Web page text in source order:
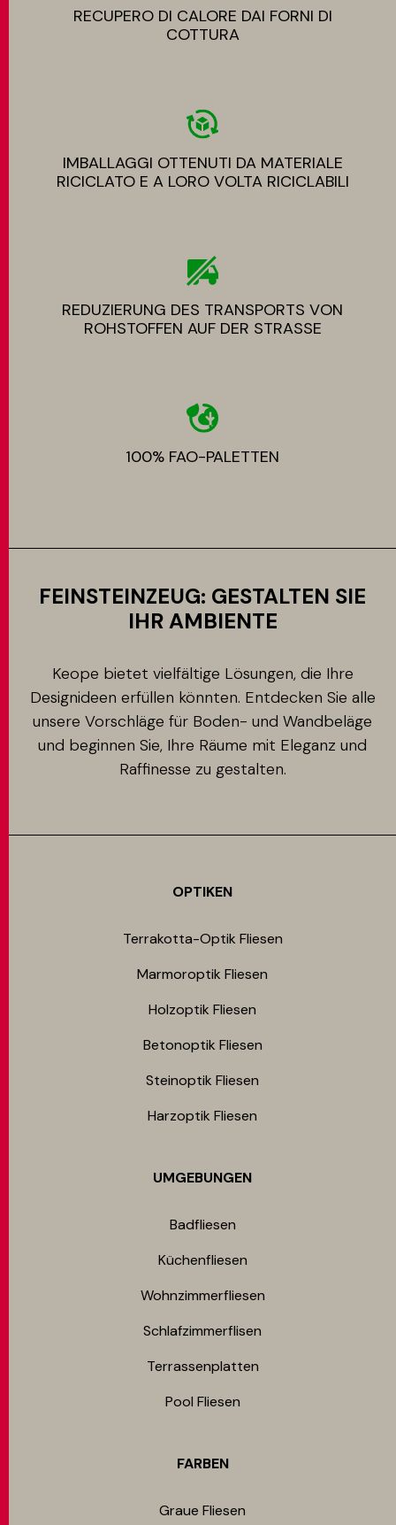
RECUPERO DI CALORE DAI FORNI DI
COTTURA
IMBALLAGGI OTTENUTI DA MATERIALE
RICICLATO E A LORO VOLTA RICICLABILI
REDUZIERUNG DES TRANSPORTS VON
ROHSTOFFEN AUF DER STRASSE
100% FAO-PALETTEN
FEINSTEINZEUG: GESTALTEN SIE
IHR AMBIENTE
Keope bietet vielfältige Lösungen, die Ihre
Designideen erfüllen könnten. Entdecken Sie alle
unsere Vorschläge für Boden- und Wandbeläge
und beginnen Sie, Ihre Räume mit Eleganz und
Raffinesse zu gestalten.
OPTIKEN
Terrakotta-Optik Fliesen
Marmoroptik Fliesen
Holzoptik Fliesen
Betonoptik Fliesen
Steinoptik Fliesen
Harzoptik Fliesen
UMGEBUNGEN
Badfliesen
Küchenfliesen
Wohnzimmerfliesen
Schlafzimmerflisen
Terrassenplatten
Pool Fliesen
FARBEN
Graue Fliesen